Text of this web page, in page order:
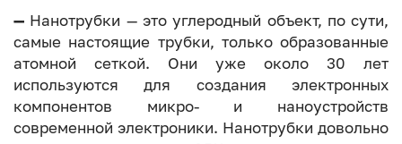
— Нанотрубки — это углеродный объект, по сути,
самые настоящие трубки, только образованные
атомной сеткой. Они уже около 30 лет
используются для создания электронных
компонентов микро- и наноустройств
современной электроники. Нанотрубки довольно